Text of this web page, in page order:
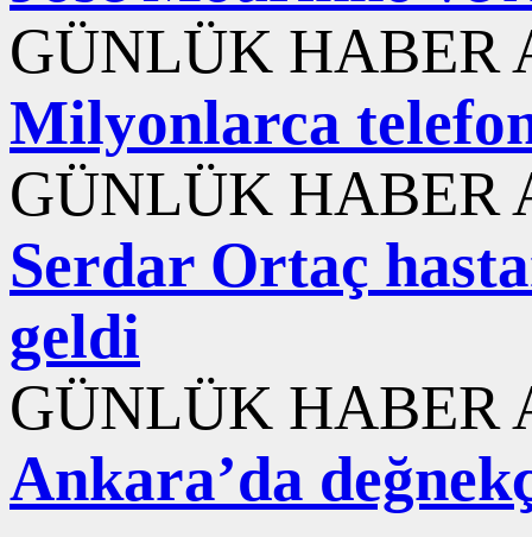
GÜNLÜK HABER
Milyonlarca
GÜNLÜK HABER
Serdar Ortaç
geldi
GÜNLÜK HABER
Ankara’da